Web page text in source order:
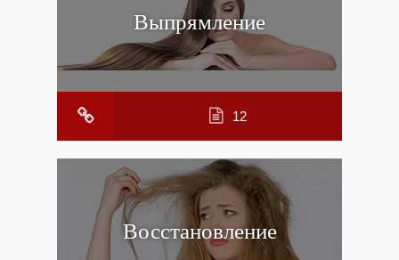
Выпрямление
12
Восстановление